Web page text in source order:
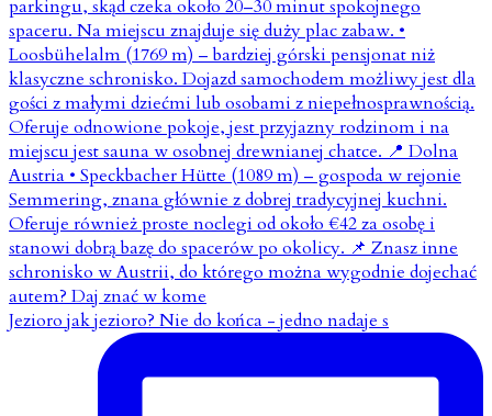
Jezioro jak jezioro? Nie do końca - jedno nadaje s